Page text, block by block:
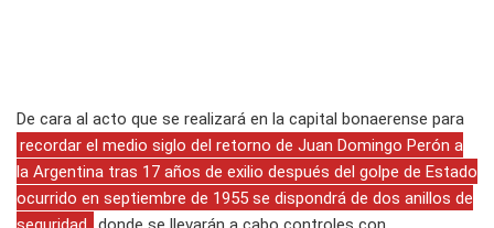
De cara al acto que se realizará en la capital bonaerense para
recordar el medio siglo del retorno de Juan Domingo Perón a
la Argentina tras 17 años de exilio después del golpe de Estado
ocurrido en septiembre de 1955 se dispondrá de dos anillos de